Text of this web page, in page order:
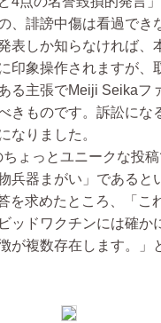
、誹謗中傷は看過でき
表しか知らなければ、
印象操作されますが、
る主張でMeiji Seikaフ
きものです。訴訟にな
なりました。
ょっとユニークな投稿
兵器まがい」であると
を求めたところ、「こ
ッドワクチンには確か
が複数存在します。」